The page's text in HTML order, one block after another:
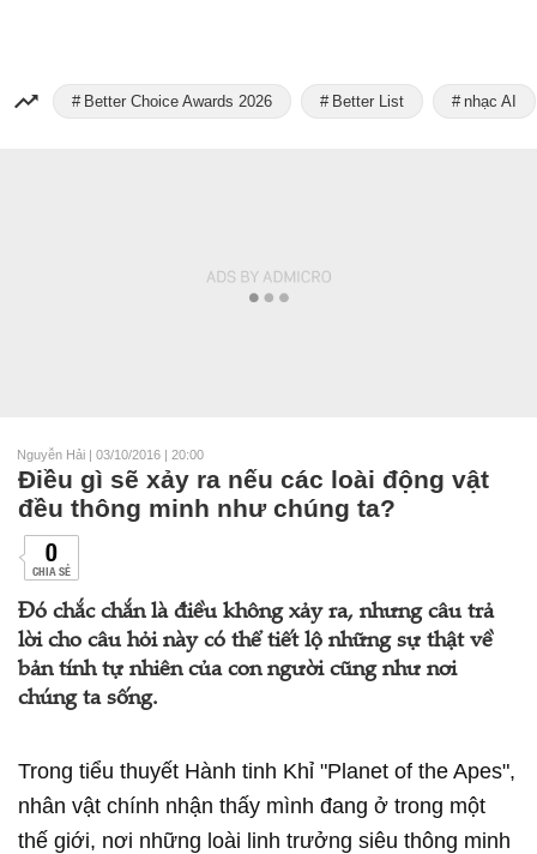
Better Choice Awards 2026 Better List nhạc AI
Nguyễn Hải | 03/10/2016 | 20:00
Điều gì sẽ xảy ra nếu các loài động vật
đều thông minh như chúng ta?
0
CHIA SẺ
Đó chắc chắn là điều không xảy ra, nhưng câu trả
lời cho câu hỏi này có thể tiết lộ những sự thật về
bản tính tự nhiên của con người cũng như nơi
chúng ta sống.
Trong tiểu thuyết Hành tinh Khỉ "Planet of the Apes",
nhân vật chính nhận thấy mình đang ở trong một
thế giới, nơi những loài linh trưởng siêu thông minh